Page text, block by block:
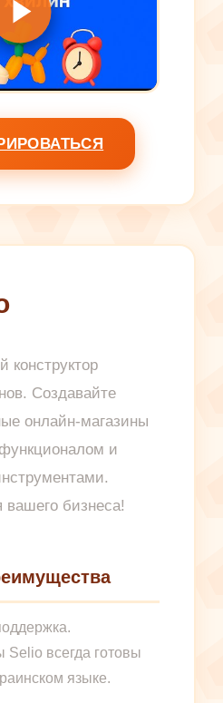
конструктор
Создавайте
онлайн-магазины
и
вашего бизнеса!
Selio всегда готовы
языке.